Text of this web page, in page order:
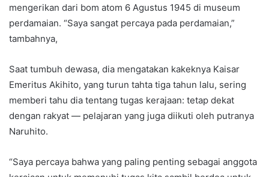
mengerikan dari bom atom 6 Agustus 1945 di museum
perdamaian. “Saya sangat percaya pada perdamaian,”
tambahnya,
Saat tumbuh dewasa, dia mengatakan kakeknya Kaisar
Emeritus Akihito, yang turun tahta tiga tahun lalu, sering
memberi tahu dia tentang tugas kerajaan: tetap dekat
dengan rakyat — pelajaran yang juga diikuti oleh putranya
Naruhito.
“Saya percaya bahwa yang paling penting sebagai anggota